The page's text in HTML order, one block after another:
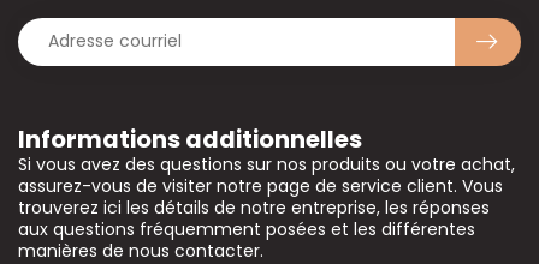
Informations additionnelles
Si vous avez des questions sur nos produits ou votre achat,
assurez-vous de visiter notre page de service client. Vous
trouverez ici les détails de notre entreprise, les réponses
aux questions fréquemment posées et les différentes
manières de nous contacter.